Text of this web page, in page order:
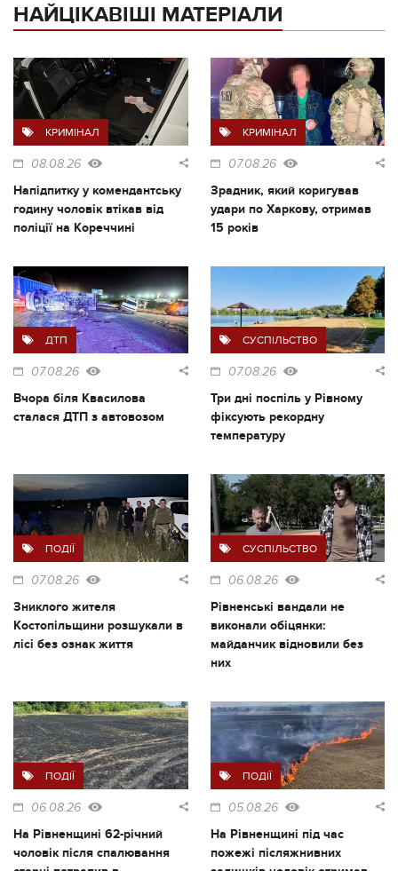
НАЙЦІКАВІШІ МАТЕРІАЛИ
КРИМІНАЛ
08.08.26
Напідпитку у комендантську
годину чоловік втікав від
поліції на Кореччині
КРИМІНАЛ
07.08.26
Зрадник, який коригував
удари по Харкову, отримав
15 років
ДТП
07.08.26
Вчора біля Квасилова
сталася ДТП з автовозом
СУСПІЛЬСТВО
07.08.26
Три дні поспіль у Рівному
фіксують рекордну
температуру
ПОДІЇ
07.08.26
Зниклого жителя
Костопільщини розшукали в
лісі без ознак життя
СУСПІЛЬСТВО
06.08.26
Рівненські вандали не
виконали обіцянки:
майданчик відновили без
них
ПОДІЇ
06.08.26
На Рівненщині 62-річний
чоловік після спалювання
ПОДІЇ
05.08.26
На Рівненщині під час
пожежі післяжнивних